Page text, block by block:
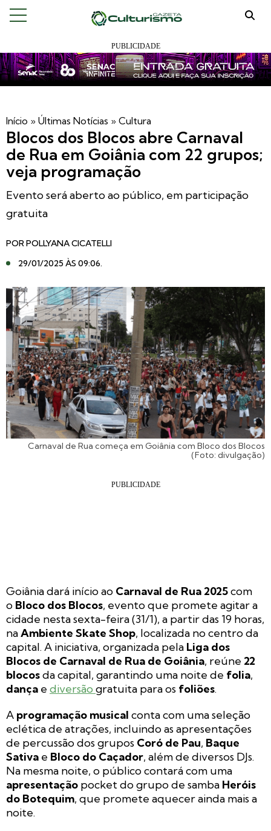
Início » Últimas Notícias » Cultura
Blocos dos Blocos abre Carnaval
de Rua em Goiânia com 22 grupos;
veja programação
Evento será aberto ao público, em participação
gratuita
PORPOLLYANA CICATELLI
29/01/2025 ÀS 09:06.
Carnaval de Rua começa em Goiânia com Bloco dos Blocos
(Foto: divulgação)
Goiânia dará início ao Carnaval de Rua 2025com
o Bloco dos Blocos, evento que promete agitar a
cidade nesta sexta-feira (31/1), a partir das 19 horas,
naAmbiente Skate Shop, localizada no centro da
capital. A iniciativa, organizada pela Liga dos
Blocos de Carnaval de Rua de Goiânia, reúne 22
blocosda capital, garantindo uma noite de folia,
dança e diversão gratuita para os foliões.
A programação musical conta com uma seleção
eclética de atrações, incluindo as apresentações
de percussão dos grupos Coró de Pau, Baque
Sativa e Bloco do Caçador, além de diversos DJs.
Na mesma noite, o público contará com uma
apresentação pocket do grupo de samba Heróis
do Botequim, que promete aquecer ainda mais a
noite.